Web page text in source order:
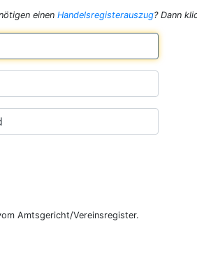
einen Handelsregisterauszug? Dann
Amtsgericht/Vereinsregister.